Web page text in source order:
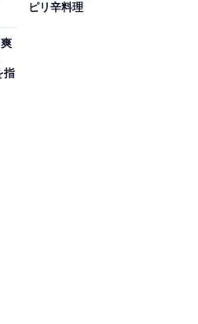
正解を見る
ピリ辛料理
指